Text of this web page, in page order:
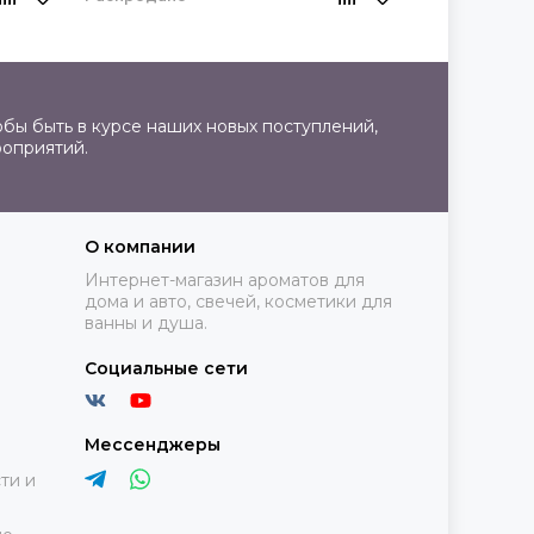
быть в курсе наших новых поступлений,
и
О компании
Интернет-магазин ароматов для
дома и авто, свечей, косметики для
ванны и душа.
Социальные сети
Мессенджеры